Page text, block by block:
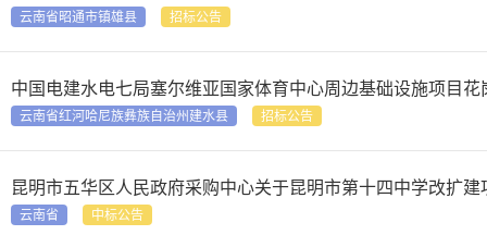
云南省昭通市镇雄县 招标公告
中国电建水电七局塞尔维亚国家体育中心周边基础设施项目
云南省红河哈尼族彝族自治州建水县 招标公告
昆明市五华区人民政府采购中心关于昆明市第十四中学改扩
云南省 中标公告